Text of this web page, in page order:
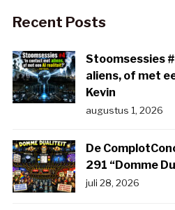
Recent Posts
Stoomsessies
aliens, of met
Kevin
augustus 1, 2026
De
291 “Domme
juli 28, 2026